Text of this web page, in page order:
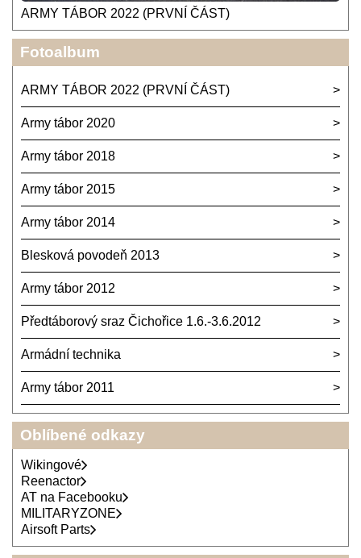
ARMY TÁBOR 2022 (PRVNÍ ČÁST)
Fotoalbum
ARMY TÁBOR 2022 (PRVNÍ ČÁST)
Army tábor 2020
Army tábor 2018
Army tábor 2015
Army tábor 2014
Blesková povodeň 2013
Army tábor 2012
Předtáborový sraz Čichořice 1.6.-3.6.2012
Armádní technika
Army tábor 2011
Oblíbené odkazy
Wikingové
Reenactor
AT na Facebooku
MILITARYZONE
Airsoft Parts